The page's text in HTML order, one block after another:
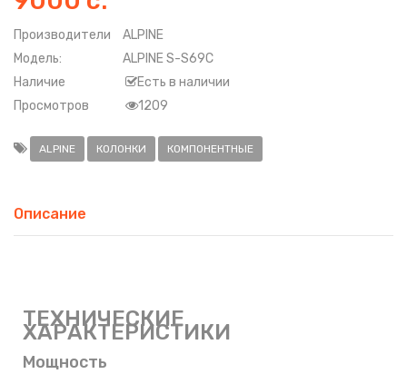
Производители
ALPINE
Модель:
ALPINE S-S69C
Наличие
Есть в наличии
Просмотров
1209
ALPINE КОЛОНКИ КОМПОНЕНТНЫЕ
Описание
ТЕХНИЧЕСКИЕ
ХАРАКТЕРИСТИКИ
Мощность